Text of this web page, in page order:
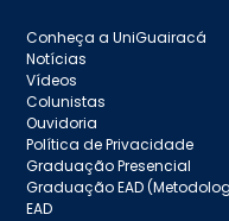
Conheça a UniGuairacá
Notícias
Vídeos
Colunistas
Ouvidoria
Política de Privacidade
Graduação Presencial
Graduação EAD
EAD